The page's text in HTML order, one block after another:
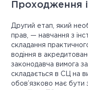
Проходження
Другий етап, який
прав, — навчання з
складання
водіння в
законодавча вимога
складається в СЦ на
обов’язково має бути